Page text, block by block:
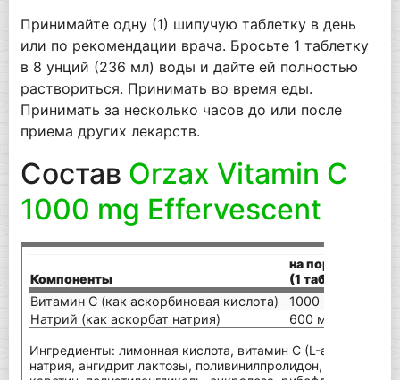
Принимайте одну (1) шипучую таблетку в день
или по рекомендации врача. Бросьте 1 таблетку
в 8 унций (236 мл) воды и дайте ей полностью
раствориться. Принимать во время еды.
Принимать за несколько часов до или после
приема других лекарств.
Состав Orzax Vitamin C
1000 mg Effervescent
Компоненты
на порцию
(1 таблетка)
Витамин С (как аскорбиновая кислота)
1000 мг
Натрий (как аскорбат натрия)
600 мг
Ингредиенты: лимонная кислота, витамин С (L-
натрия, ангидрит лактозы, поливинилпролидон,